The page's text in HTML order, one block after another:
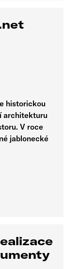
historickou
architekturu
V roce
jablonecké